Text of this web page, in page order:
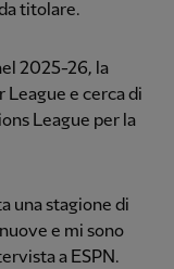
titolare.
2025-26, la
League e cerca di
League per la
una stagione di
e mi sono
a ESPN.